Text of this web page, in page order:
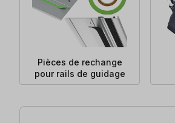
Pièces de rechange
pour rails de guidage
30 articles trouvés